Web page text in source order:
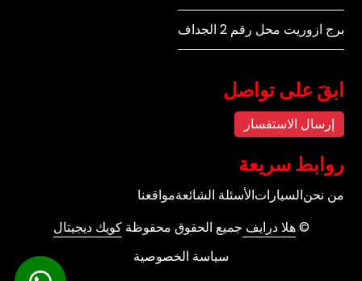
برج ازوريت محل رقم 2 الجداف
ابقَ على تواصل
إرسال الاستفسار
روابط سريعة
من نحنالسياراتالأسئلة الشائعةمواقعنا
©هلا درايف جميع الحقوق محقوظةكويك ديجيتال
سياسة الخصوصية